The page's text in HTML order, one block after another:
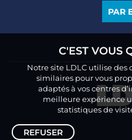
PAR
C'EST VOUS
Notre site LDLC utilise des
similaires pour vous
adaptés à vos centres
meilleure expérience
statistiques de
REFUSER